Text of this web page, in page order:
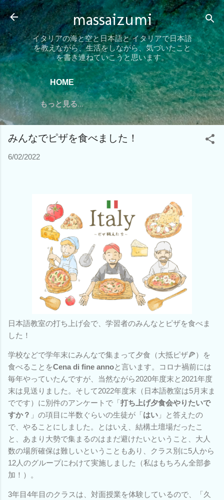
スキップしてメイン コンテンツに移動
massaizumi
イタリアの海と空と日本語と イタリアで日本語
を教えながら、生活をしながら、気づいたこと
を書き連ねていこうと思います。
HOME
もっと見る…
みんなでピザを食べました！
6/02/2022
日本語教室の打ち上げ会で、学習者のみんなとピザを食べま
した！
学校などで学年末にみんなで集まって夕食（大抵ピザ🍕）を
食べることをCena di fine annoと言います。コロナ禍前には
毎年やっていたんですが、当然ながら2020年度末と2021年度
末は見送りました。そして2022年度末（日本語教室は5月末ま
でです）に別件のアンケートで「打ち上げ夕食会やりたいで
すか？ 」の項目に半数ぐらいの生徒が「はい 」と答えたの
で、やることにしました。とはいえ、結構土壇場だったこ
と、あまり大勢で集まるのはまだ避けたいということ、大人
数の場所確保は難しいということもあり、クラス別に5人から
12人のグループにわけて実施しました（私はもちろん全部参
加！）。
3年目4年目のクラスは、対面授業を体験しているので、「久